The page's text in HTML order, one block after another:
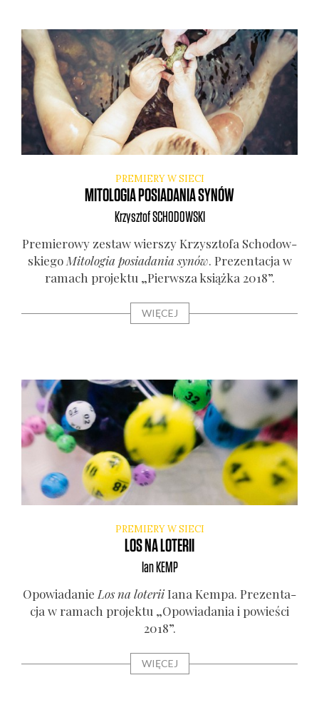
PREMIERY W SIECI
MITOLOGIA POSIADANIA SYNÓW
KrzysztofSCHODOWSKI
Pre­mie­ro­wy zestaw wier­szy Krzysz­to­fa Scho­dow­
skie­go Mito­lo­gia posia­da­nia synów. Pre­zen­ta­cja w
ramach pro­jek­tu „Pierw­sza książ­ka 2018”.
WIĘCEJ
PREMIERY W SIECI
LOS NA LOTERII
Ian KEMP
Opo­wia­da­nie Los na lote­riiIana Kem­pa. Pre­zen­ta­
cja w ramach pro­jek­tu „Opo­wia­da­nia i powie­ści
2018”.
WIĘCEJ